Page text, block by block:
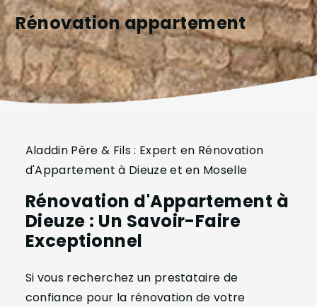
Rénovation appartement
Aladdin Père & Fils : Expert en Rénovation
d'Appartement à Dieuze et en Moselle
Rénovation d'Appartement à
Dieuze : Un Savoir-Faire
Exceptionnel
Si vous recherchez un prestataire de
confiance pour la rénovation de votre